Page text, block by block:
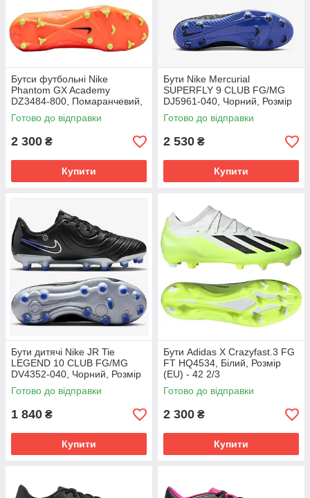
Бутси футбольні Nike
Phantom GX Academy
DZ3484-800, Помаранчевий,
Розмір (EU) - 39
Готово до відправки
2 300 ₴
Купити
Бути Nike Mercurial
SUPERFLY 9 CLUB FG/MG
DJ5961-040, Чорний, Розмір
(EU) - 42
Готово до відправки
2 530 ₴
Купити
Бути дитячі Nike JR Tie
LEGEND 10 CLUB FG/MG
DV4352-040, Чорний, Розмір
(EU) - 38.5
Готово до відправки
1 840 ₴
Купити
Бути Adidas X Crazyfast.3 FG
FT HQ4534, Білий, Розмір
(EU) - 42 2/3
Готово до відправки
2 300 ₴
Купити